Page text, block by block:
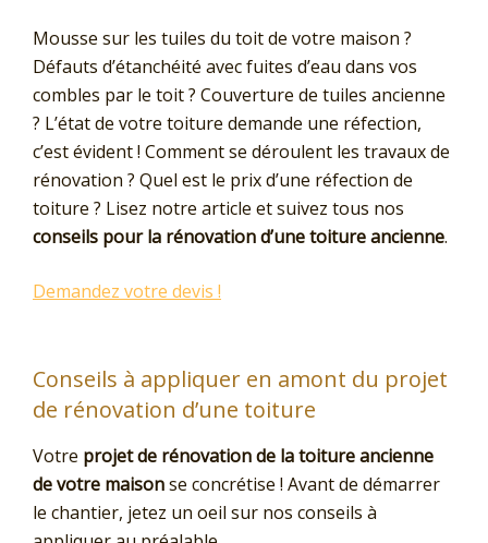
Mousse sur les tuiles du toit de votre maison ?
Défauts d’étanchéité avec fuites d’eau dans vos
combles par le toit ? Couverture de tuiles ancienne
? L’état de votre toiture demande une réfection,
c’est évident ! Comment se déroulent les travaux de
rénovation ? Quel est le prix d’une réfection de
toiture ? Lisez notre article et suivez tous nos
conseils pour la rénovation d’une toiture ancienne.
Demandez votre devis !
Conseils à appliquer en amont du projet
de rénovation d’une toiture
Votre projet de rénovation de la toiture ancienne
de votre maisonse concrétise ! Avant de démarrer
le chantier, jetez un oeil sur nos conseils à